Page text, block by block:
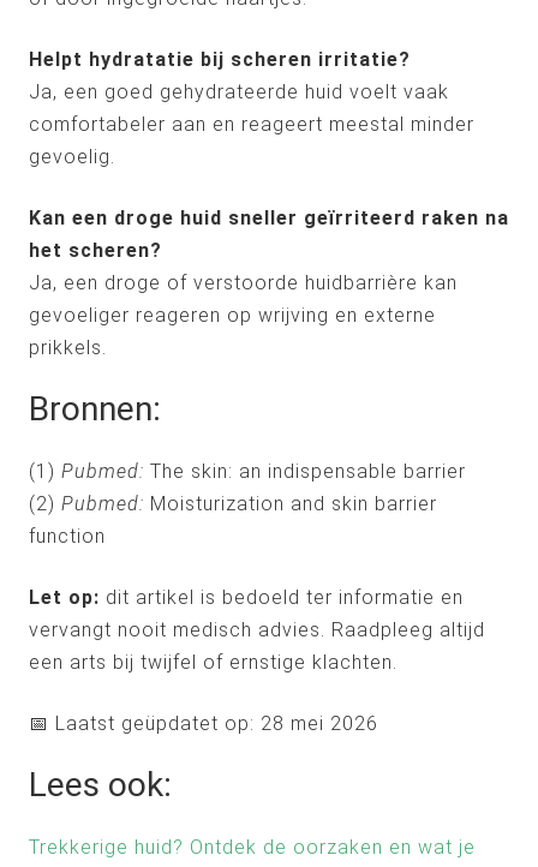
Helpt hydratatie bij scheren irritatie?
Ja, een goed gehydrateerde huid voelt vaak
comfortabeler aan en reageert meestal minder
gevoelig.
Kan een droge huid sneller geïrriteerd raken na
het scheren?
Ja, een droge of verstoorde huidbarrière kan
gevoeliger reageren op wrijving en externe
prikkels.
Bronnen:
(1) Pubmed: The skin: an indispensable barrier
(2) Pubmed: Moisturization and skin barrier
function
Let op: dit artikel is bedoeld ter informatie en
vervangt nooit medisch advies. Raadpleeg altijd
een arts bij twijfel of ernstige klachten.
📅 Laatst geüpdatet op: 28 mei 2026
Lees ook:
Trekkerige huid? Ontdek de oorzaken en wat je